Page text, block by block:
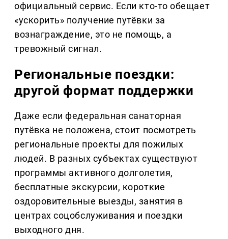
официальный сервис. Если кто-то обещает
«ускорить» получение путёвки за
вознаграждение, это не помощь, а
тревожный сигнал.
Региональные поездки:
другой формат поддержки
Даже если федеральная санаторная
путёвка не положена, стоит посмотреть
региональные проекты для пожилых
людей. В разных субъектах существуют
программы активного долголетия,
бесплатные экскурсии, короткие
оздоровительные выезды, занятия в
центрах соцобслуживания и поездки
выходного дня.